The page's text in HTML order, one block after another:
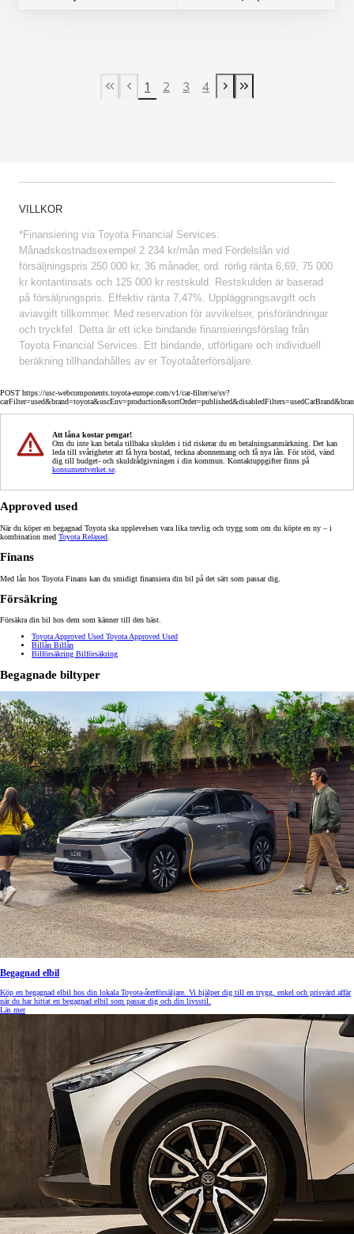
First Page
Previous page
1 2 3 4
Next page
Last Page
VILLKOR
*Finansiering via Toyota Financial Services:
Månadskostnadsexempel 2 234 kr/mån med Fördelslån vid
försäljningspris 250 000 kr, 36 månader, ord. rörlig ränta 6,69, 75 000
kr kontantinsats och 125 000 kr restskuld. Restskulden är baserad
på försäljningspris. Effektiv ränta 7,47%. Uppläggningsavgift och
aviavgift tillkommer. Med reservation för avvikelser, prisförändringar
och tryckfel. Detta är ett icke bindande finansieringsförslag från
Toyota Financial Services. Ett bindande, utförligare och individuell
beräkning tillhandahålles av er Toyotaåterförsäljare.
POST https://usc-webcomponents.toyota-europe.com/v1/car-filter/se/sv?
Att låna kostar pengar!
Om du inte kan betala tillbaka skulden i tid riskerar du en betalningsanmärkning. Det kan
leda till svårigheter att få hyra bostad, teckna abonnemang och få nya lån. För stöd, vänd
dig till budget- och skuldrådgivningen i din kommun. Kontaktuppgifter finns på
konsumentverket.se
Approved used
När du köper en begagnad Toyota ska upplevelsen vara lika trevlig och trygg som om du köpte en ny – i
kombination med Toyota Relaxed
Finans
Med lån hos Toyota Finans kan du smidigt finansiera din bil på det sätt som passar dig.
Försäkring
Försäkra din bil hos dem som känner till den bäst.
Toyota Approved Used Toyota Approved Used
Billån Billån
Bilförsäkring Bilförsäkring
Begagnade biltyper
Begagnad elbil
Köp en begagnad elbil hos din lokala Toyota-återförsäljare. Vi hjälper dig till en trygg, enkel och prisvärd affär
när du har hittat en begagnad elbil som passar dig och din livsstil.
Läs mer